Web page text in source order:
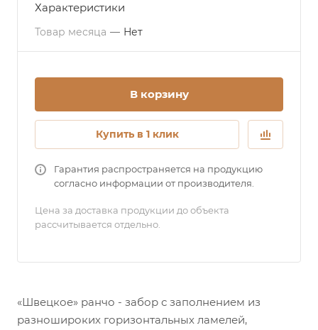
Характеристики
Товар месяца — Нет
В корзину
Купить в 1 клик
Гарантия распространяется на продукцию
согласно информации от производителя.
Цена за доставка продукции до объекта
рассчитывается отдельно.
«Швецкое» ранчо - забор с заполнением из
разношироких горизонтальных ламелей,